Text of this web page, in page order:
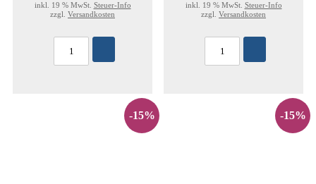
inkl. 19 % MwSt. Steuer-Info
zzgl. Versandkosten
inkl. 19 % MwSt. Steuer-Info
zzgl. Versandkosten
-15% -15%